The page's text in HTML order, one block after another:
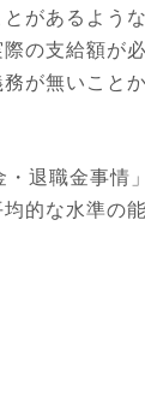
があるよう
の支給額が
が無いこと
退職金事情
的な水準の